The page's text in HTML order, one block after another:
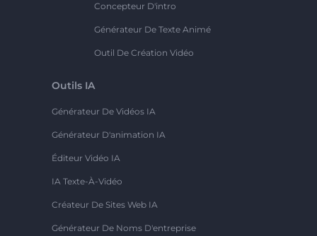
Concepteur D'intro
Générateur De Texte Animé
Outil De Création Vidéo
Outils IA
Générateur De Vidéos IA
Générateur D'animation IA
Éditeur Vidéo IA
IA Texte-À-Vidéo
Créateur De Sites Web IA
Générateur De Noms D'entreprise